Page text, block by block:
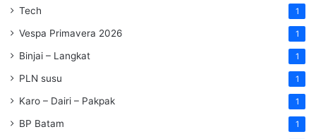
Tech 1
Vespa Primavera 2026 1
Binjai – Langkat 1
PLN susu 1
Karo – Dairi – Pakpak 1
BP Batam 1